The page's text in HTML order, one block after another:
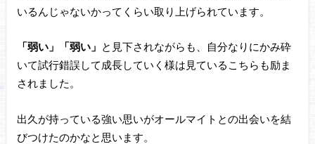
いるんじゃないかってくらい取り上げられています。
「弱い」「弱い」 と見下されながらも、自分なりにかみ砕
いて試行錯誤して成長していく様は見ているこちらも励ま
されました。
出久が持っている強い思いがオールマイトとの出会いを結
びつけたのかなと思います。